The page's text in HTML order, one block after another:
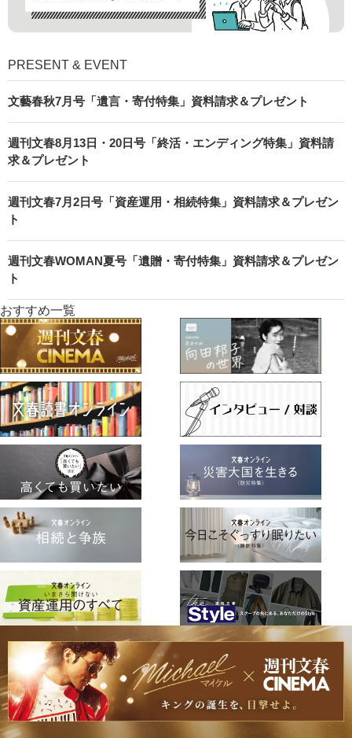
PRESENT & EVENT
文藝春秋7月号「遺言・寄付特集」資料請求＆プレゼント
週刊文春8月13日・20日号「終活・エンディング特集」資料請
求＆プレゼント
週刊文春7月2日号「資産運用・相続特集」資料請求＆プレゼン
ト
週刊文春WOMAN夏号「遺贈・寄付特集」資料請求＆プレゼン
ト
おすすめ一覧